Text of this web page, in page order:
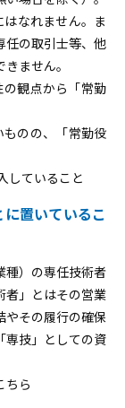
なれません。ま
任の取引士等、他
ません。
観点から「常勤
のの、「常勤役
していること
置いているこ
種）の専任技術者
者」とはその営業
やその履行の確保
専技」としての資
ちら